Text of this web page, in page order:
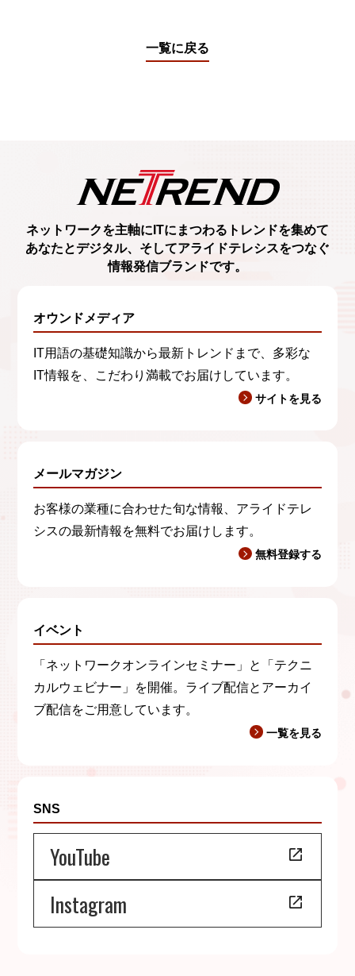
一覧に戻る
ネットワークを主軸に ITにまつわるトレンドを集めて
あなたとデジタル、 そしてアライドテレシスをつなぐ
情報発信ブランドです。
オウンドメディア
IT用語の基礎知識から最新トレンドまで、多彩な
IT情報を、こだわり満載でお届けしています。
サイトを見る
メールマガジン
お客様の業種に合わせた旬な情報、アライドテレ
シスの最新情報を無料でお届けします。
無料登録する
イベント
「ネットワークオンラインセミナー」と「テクニ
カルウェビナー」を開催。ライブ配信とアーカイ
ブ配信をご用意しています。
一覧を見る
SNS
YouTube
Instagram